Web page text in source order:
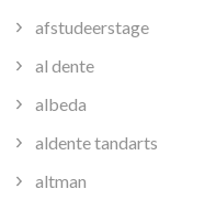
afstudeerstage
al dente
albeda
aldente tandarts
altman